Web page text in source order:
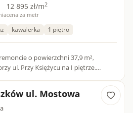
12 895 zł/m2
cena za metr
kawalerka 1 piętro
o powierzchni 37,9 m²,
ul. Przy Księżycu na I piętrze.
ul. Mostowa